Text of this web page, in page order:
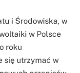
i Środowiska, w
w Polsce
roku
się utrzymać w